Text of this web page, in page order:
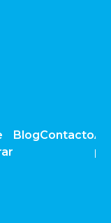
BlogContacto